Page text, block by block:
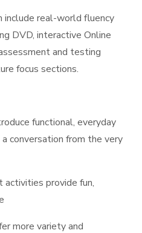
include real-world fluency
DVD, interactive Online
and testing
focus sections.
functional, everyday
conversation from the very
activities provide fun,
more variety and